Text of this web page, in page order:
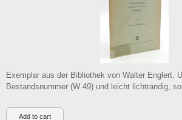
Exemplar aus der Bibliothek von Walter Englert.
Bestandsnummer (W 49) und leicht lichtrandig,